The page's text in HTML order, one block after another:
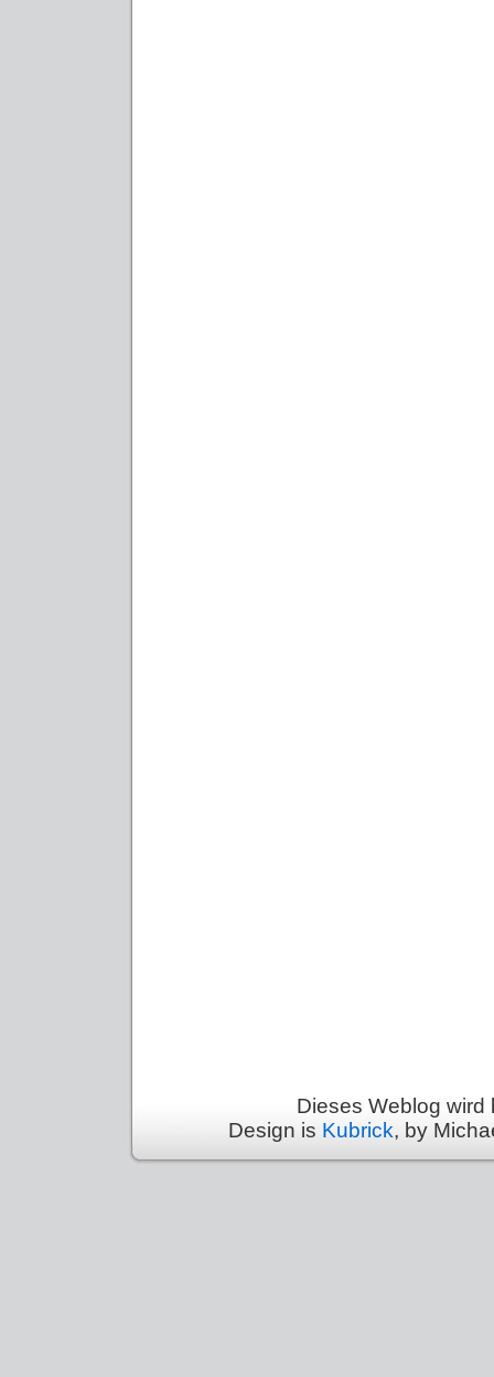
Dieses Weblog
Design is Kubrick, by